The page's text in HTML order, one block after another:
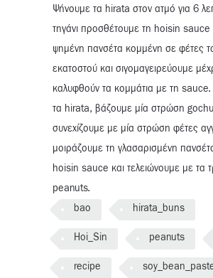
Ψήνουμε τα hirata στον ατμό για 6
τηγάνι προσθέτουμε τη hoisin sauce
ψημένη πανσέτα κομμένη σε φέτες
εκατοστού και σιγομαγειρεύουμε
καλυφθούν τα κομμάτια με τη sauce.
τα hirata, βάζουμε μία στρώση
συνεχίζουμε με μία στρώση φέτες
μοιράζουμε τη γλασαρισμένη
hoisin sauce και τελειώνουμε με τα
peanuts.
bao
hirata_buns
Hoi_Sin peanuts
recipe